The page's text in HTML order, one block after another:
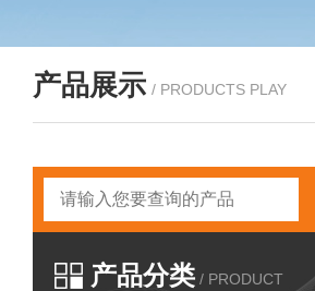
产品展示 / PRODUCTS PLAY
产品分类 / PRODUCT